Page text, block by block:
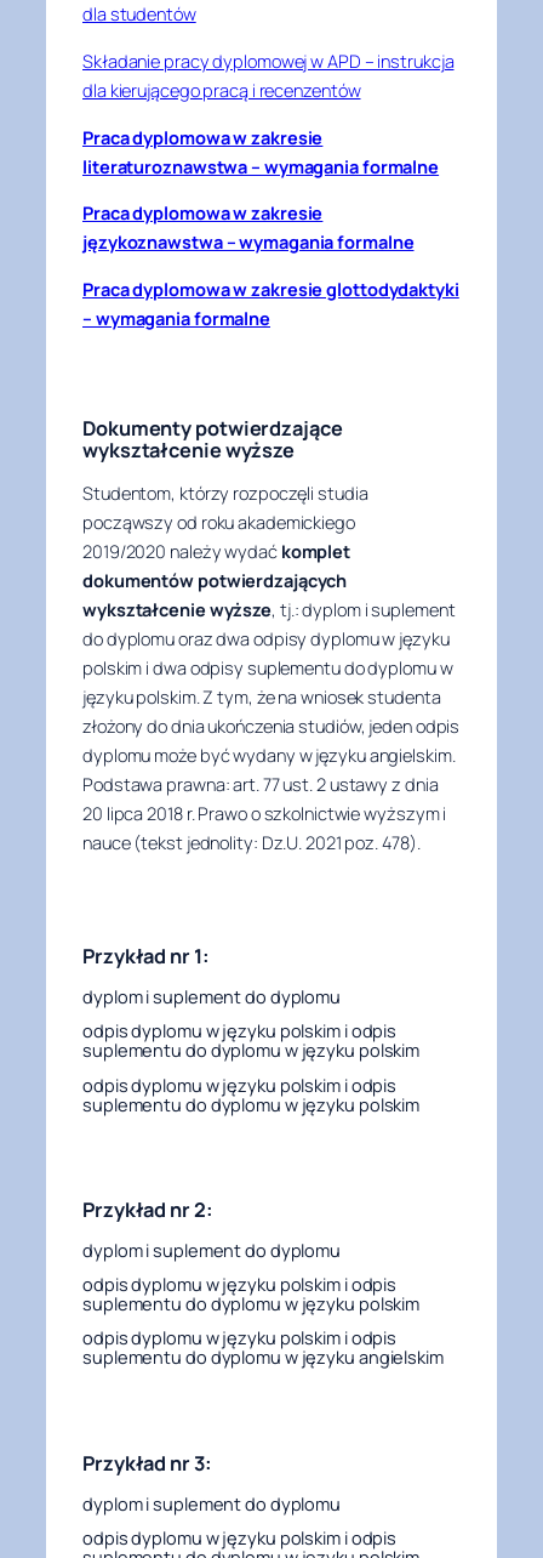
dla studentów
Składanie pracy dyplomowej w APD – instrukcja
dla kierującego pracą i recenzentów
Praca dyplomowa w zakresie
literaturoznawstwa – wymagania formalne
Praca dyplomowa w zakresie
językoznawstwa – wymagania formalne
Praca dyplomowa w zakresie glottodydaktyki
– wymagania formalne
Dokumenty potwierdzające
wykształcenie wyższe
Studentom, którzy rozpoczęli studia
począwszy od roku akademickiego
2019/2020 należy wydać komplet
dokumentów potwierdzających
wykształcenie wyższe, tj.: dyplom i suplement
do dyplomu oraz dwa odpisy dyplomu w języku
polskim i dwa odpisy suplementu do dyplomu w
języku polskim. Z tym, że na wniosek studenta
złożony do dnia ukończenia studiów, jeden odpis
dyplomu może być wydany w języku angielskim.
Podstawa prawna: art. 77 ust. 2 ustawy z dnia
20 lipca 2018 r. Prawo o szkolnictwie wyższym i
nauce (tekst jednolity: Dz.U. 2021 poz. 478).
Przykład nr 1:
dyplom i suplement do dyplomu
odpis dyplomu w języku polskim i odpis
suplementu do dyplomu w języku polskim
odpis dyplomu w języku polskim i odpis
suplementu do dyplomu w języku polskim
Przykład nr 2:
dyplom i suplement do dyplomu
odpis dyplomu w języku polskim i odpis
suplementu do dyplomu w języku polskim
odpis dyplomu w języku polskim i odpis
suplementu do dyplomu w języku angielskim
Przykład nr 3:
dyplom i suplement do dyplomu
odpis dyplomu w języku polskim i odpis